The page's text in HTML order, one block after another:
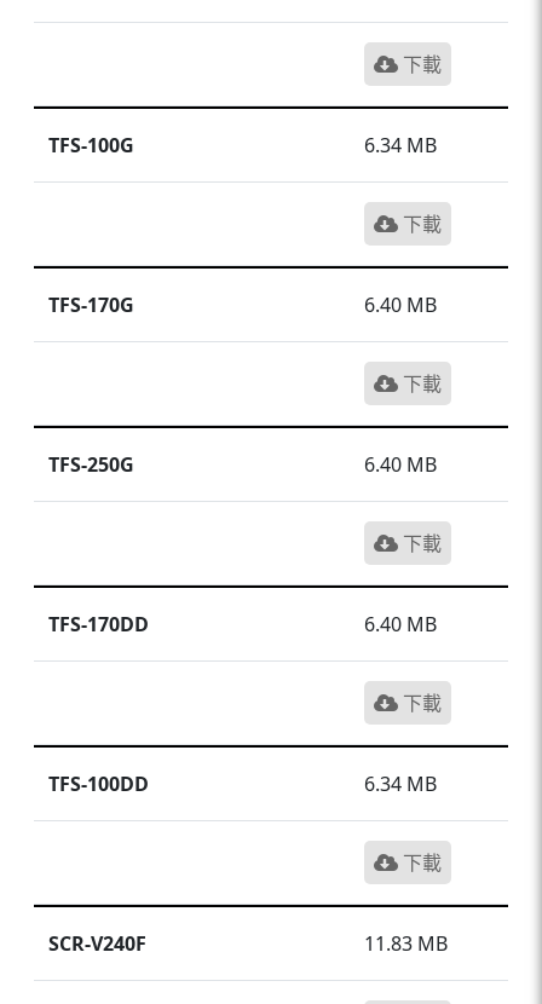
下載
TFS-100G 6.34 MB
下載
TFS-170G 6.40 MB
下載
TFS-250G 6.40 MB
下載
TFS-170DD 6.40 MB
下載
TFS-100DD 6.34 MB
下載
SCR-V240F 11.83 MB